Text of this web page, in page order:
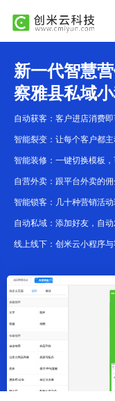
新一代智慧
察雅县私域
自动获客：客户进店消费
智能裂变：让每个客户都
智能装修：一键切换模板
自营外卖：跟平台外卖的
智能锁客：几十种营销活
自动私域：添加好友，自
线上线下：创米云小程序